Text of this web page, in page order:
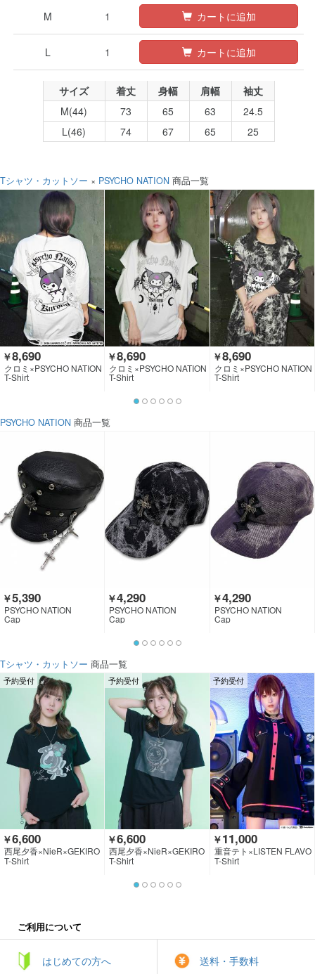
M 1 カートに追加
L 1 カートに追加
サイズ 着丈 身幅 肩幅
袖丈
M(44)
73 65 63
24.5
L(46)
74 67 65 25
Tシャツ・カットソー × PSYCHO NATION 商品一覧
￥8,690
クロミ×PSYCHO NATION
T-Shirt
￥8,690
クロミ×PSYCHO NATION
T-Shirt
￥8,690
クロミ×PSYCHO NATION
T-Shirt
PSYCHO NATION 商品一覧
￥5,390
PSYCHO NATION
Cap
￥4,290
PSYCHO NATION
Cap
￥4,290
PSYCHO NATION
Cap
Tシャツ・カットソー 商品一覧
予約受付
￥6,600
西尾夕香×NieR×GEKIRO
CK CLOTHING
T-Shirt
予約受付
￥6,600
西尾夕香×NieR×GEKIRO
CK CLOTHING
T-Shirt
予約受付
￥11,000
重音テト×LISTEN FLAVO
R
T-Shirt
ご利用について
はじめての方へ 送料・手数料